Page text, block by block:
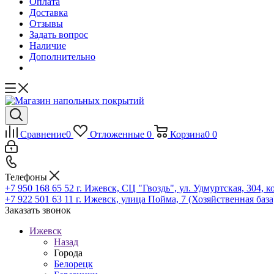
Доставка
Отзывы
Задать вопрос
Наличие
Дополнительно
Сравнение0 Отложенные 0 Корзина0 0
Телефоны
+7 950 168 65 52 г. Ижевск, СЦ "Гвоздь", ул. Удмуртская, 304,
+7 922 501 63 11 г. Ижевск, улица Пойма, 7 (Хозяйственная
Заказать звонок
Ижевск
Назад
Города
Белорецк